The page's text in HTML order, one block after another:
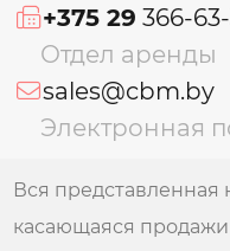
+375 29 366-
Отдел аренды
sales@cbm.by
Электронная
Вся
касающаяся